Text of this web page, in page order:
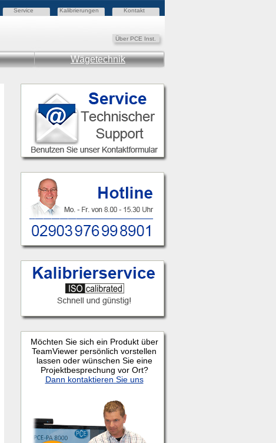
Service Kalibrierungen Kontakt
Über PCE Inst.
Wägetechnik